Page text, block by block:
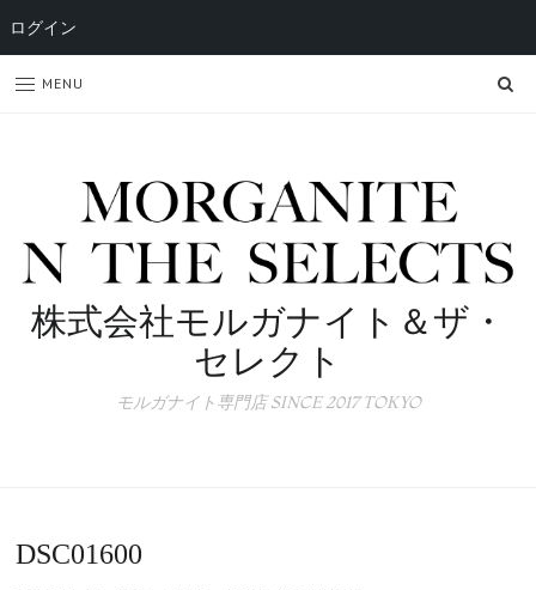
MENU
株式会社モルガナイト＆ザ・
セレクト
モルガナイト専門店 SINCE 2017 TOKYO
DSC01600
ログイン